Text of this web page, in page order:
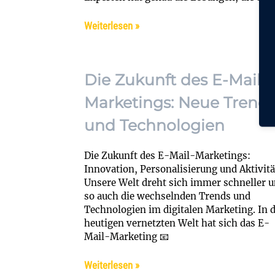
Weiterlesen »
Die Zukunft des E-Mail-
Marketings: Neue Trends
und Technologien
Die Zukunft des E-Mail-Marketings:
Innovation, Personalisierung und
Unsere Welt dreht sich immer schneller
so auch die wechselnden Trends und
Technologien im digitalen Marketing. In
heutigen vernetzten Welt hat sich das E-
Mail-Marketing 📧
Weiterlesen »